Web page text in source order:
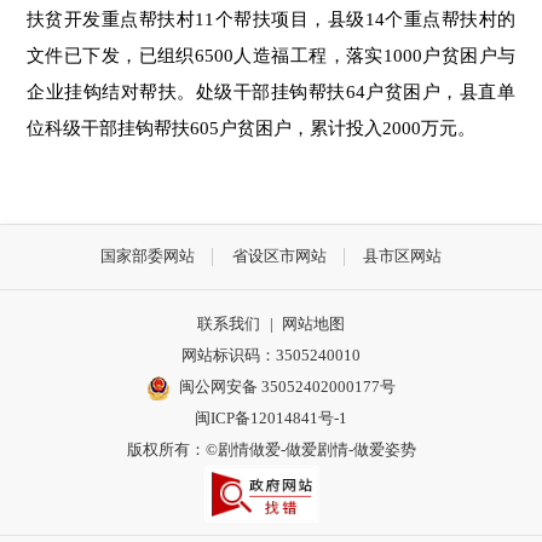
扶贫开发重点帮扶村11个帮扶项目，县级14个重点帮扶村的
文件已下发，已组织6500人造福工程，落实1000户贫困户与
企业挂钩结对帮扶。处级干部挂钩帮扶64户贫困户，县直单
位科级干部挂钩帮扶605户贫困户，累计投入2000万元。
国家部委网站 省设区市网站 县市区网站
联系我们 |
网站地图
网站标识码：3505240010
闽公网安备 35052402000177号
闽ICP备12014841号-1
版权所有：©剧情做爱-做爱剧情-做爱姿势